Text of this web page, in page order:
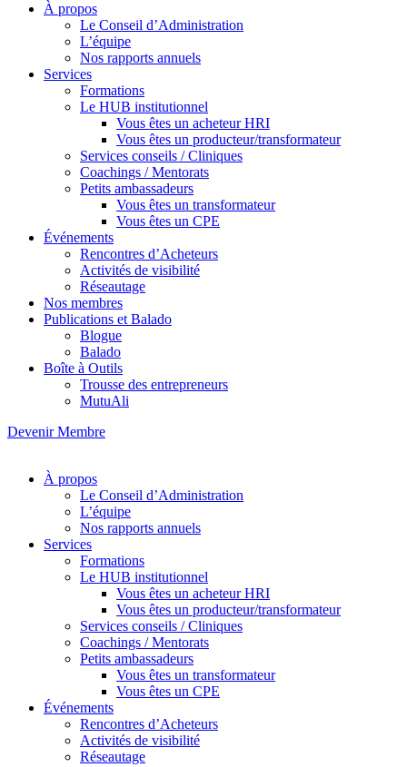
À propos
Le Conseil d’Administration
L’équipe
Nos rapports annuels
Services
Formations
Le HUB institutionnel
Vous êtes un acheteur HRI
Vous êtes un producteur/transformateur
Services conseils / Cliniques
Coachings / Mentorats
Petits ambassadeurs
Vous êtes un transformateur
Vous êtes un CPE
Événements
Rencontres d’Acheteurs
Activités de visibilité
Réseautage
Nos membres
Publications et Balado
Blogue
Balado
Boîte à Outils
Trousse des entrepreneurs
MutuAli
Devenir Membre
À propos
Le Conseil d’Administration
L’équipe
Nos rapports annuels
Services
Formations
Le HUB institutionnel
Vous êtes un acheteur HRI
Vous êtes un producteur/transformateur
Services conseils / Cliniques
Coachings / Mentorats
Petits ambassadeurs
Vous êtes un transformateur
Vous êtes un CPE
Événements
Rencontres d’Acheteurs
Activités de visibilité
Réseautage